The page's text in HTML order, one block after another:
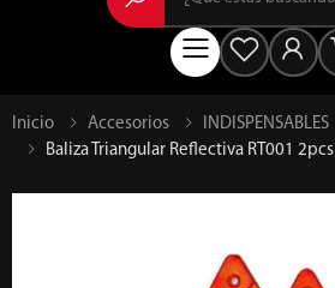
Menú
Inicio Accesorios
INDISPENSABLES
Baliza Triangular Reflectiva RT001 2pcs